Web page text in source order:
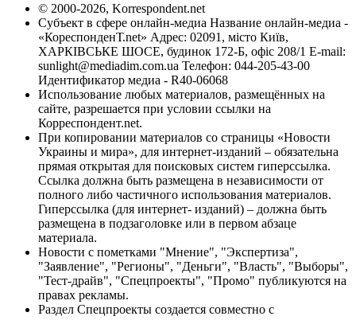
© 2000-2026, Korrespondent.net
Субъект в сфере онлайн-медиа Название онлайн-медиа -
«КореспонденТ.net» Адрес: 02091, місто Київ,
ХАРКІВСЬКЕ ШОСЕ, будинок 172-Б, офіс 208/1 E-mail:
sunlight@mediadim.com.ua Телефон: 044-205-43-00
Идентификатор медиа - R40-06068
Использование любых материалов, размещённых на
сайте, разрешается при условии ссылки на
Корреспондент.net.
При копировании материалов со страницы «Новости
Украины и мира», для интернет-изданий – обязательна
прямая открытая для поисковых систем гиперссылка.
Ссылка должна быть размещена в независимости от
полного либо частичного использования материалов.
Гиперссылка (для интернет- изданий) – должна быть
размещена в подзаголовке или в первом абзаце
материала.
Новости с пометками "Мнение", "Экспертиза",
"Заявление", "Регионы", "Деньги", "Власть", "Выборы",
"Тест-драйв", "Спецпроекты", "Промо" публикуются на
правах рекламы.
Раздел Спецпроекты создается совместно с